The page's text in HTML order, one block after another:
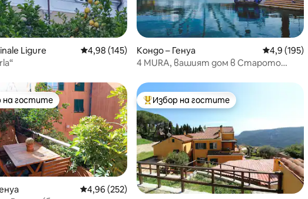
205 отзива
Ligure Средна оценка: 4,98 от 5, 145 отзива
4,98 (145)
Кондо – Генуа Средна
4,9 (195)
4 MURA, вашият дом в Старото
избор на гостите
на гостите
Средна оценка: 4,96 от 5, 252 отзива
4,96 (252)
Най-популярен избор на гостите
Избор на гостите